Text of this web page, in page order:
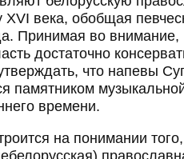
XVI века, обобщая
Принимая во внимание,
достаточно
что напевы
памятником
времени.
на понимании